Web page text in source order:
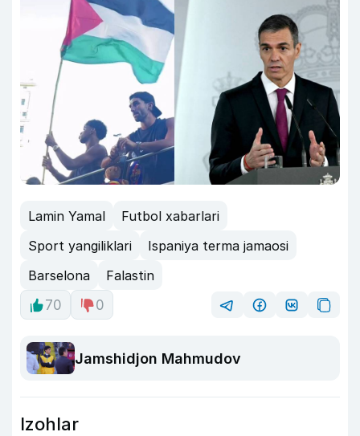
Lamin Yamal
Futbol xabarlari
Sport yangiliklari
Ispaniya terma jamaosi
Barselona
Falastin
70
0
Jamshidjon Mahmudov
Izohlar